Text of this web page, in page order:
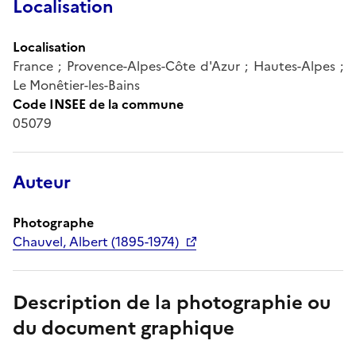
Localisation
Localisation
France ; Provence-Alpes-Côte d'Azur ; Hautes-Alpes ;
Le Monêtier-les-Bains
Code INSEE de la commune
05079
Auteur
Photographe
Chauvel, Albert (1895-1974)
Description de la photographie ou
du document graphique